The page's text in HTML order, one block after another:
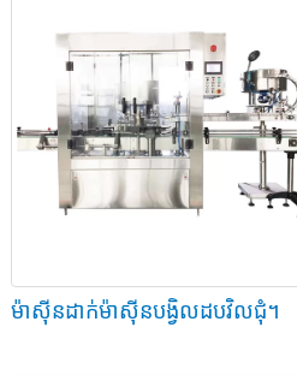
ម៉ាស៊ីនដាក់ម៉ាស៊ីនបង្វិលដបវិលជុំ។